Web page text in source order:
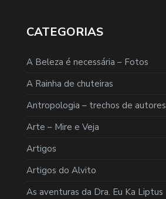
CATEGORIAS
A Beleza é necessária – Fotos
A Rainha de chuteiras
Antropologia – trechos de autores
Arte – Mire e Veja
Artigos
Artigos do Alvito
As aventuras da Dra. Eu Ka Liptus